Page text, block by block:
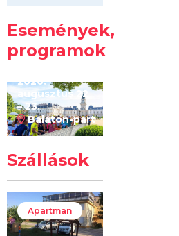
Események,
programok
Kilóméterek
2026
2026.
augusztus 22
– 23.
Balaton-part
Szállások
Apartman